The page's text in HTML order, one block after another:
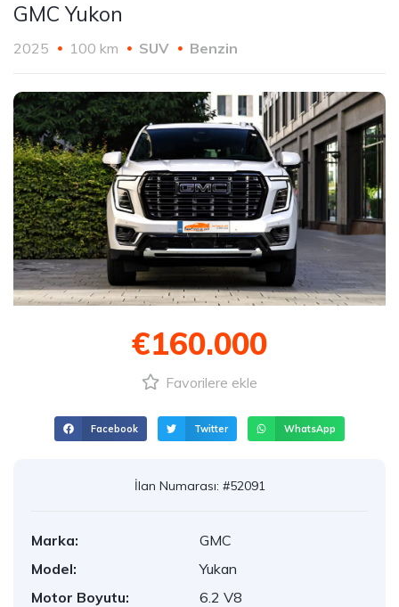
GMC Yukon
2025 100 km SUV Benzin
€160.000
Favorilere ekle
Facebook Twitter WhatsApp
İlan Numarası: #52091
Marka:
GMC
Model:
Yukan
Motor Boyutu:
6.2 V8